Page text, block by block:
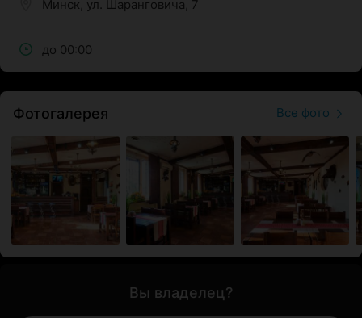
Минск, ул. Шаранговича, 7
до 00:00
Фотогалерея Все фото
Вы владелец?